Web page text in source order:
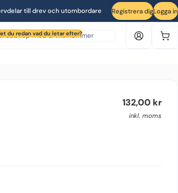
till drev och utombordare Registrera digLogga in
du redan vad du letar efter?
produkt efter artikelnummer
132,00 kr
inkl. moms